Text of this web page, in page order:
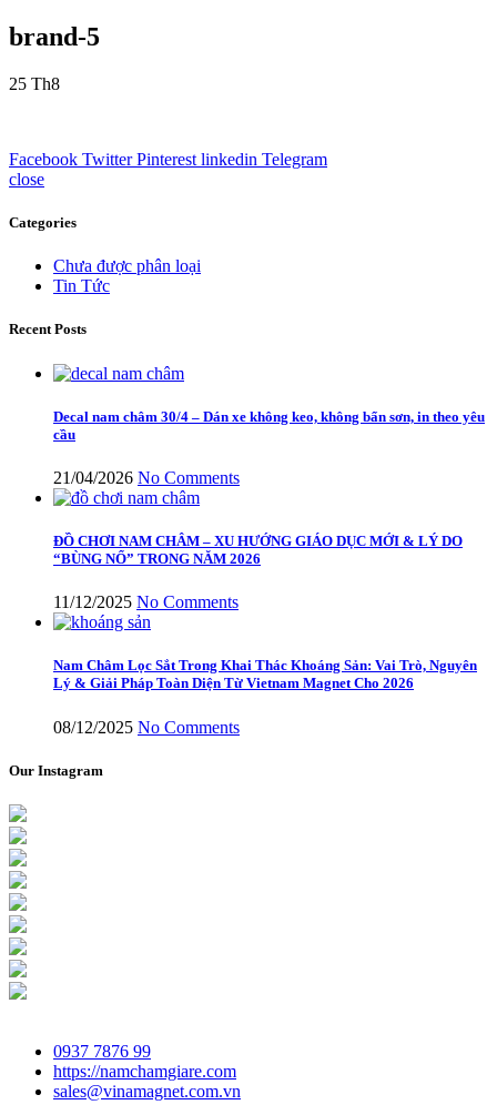
brand-5
25 Th8
Facebook Twitter Pinterest linkedin Telegram
close
Categories
Chưa được phân loại
Tin Tức
Recent Posts
Decal nam châm 30/4 – Dán xe không keo, không bẩn sơn, in theo yêu
cầu
21/04/2026 No Comments
ĐỒ CHƠI NAM CHÂM – XU HƯỚNG GIÁO DỤC MỚI & LÝ DO
“BÙNG NỔ” TRONG NĂM 2026
11/12/2025 No Comments
Nam Châm Lọc Sắt Trong Khai Thác Khoáng Sản: Vai Trò, Nguyên
Lý & Giải Pháp Toàn Diện Từ Vietnam Magnet Cho 2026
08/12/2025 No Comments
Our Instagram
0937 7876 99
https://namchamgiare.com
sales@vinamagnet.com.vn